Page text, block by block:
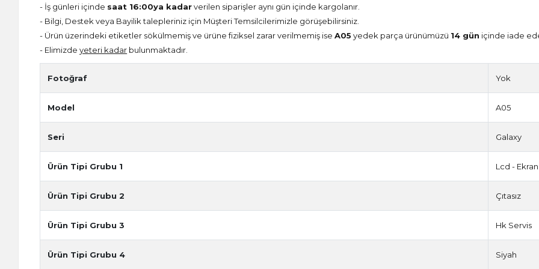
- İş günleri içinde saat 16:00ya kadarverilen siparişler aynı gün içinde kargolanır.
- Bilgi, Destek veya Bayilik talepleriniz için Müşteri Temsilcilerimizle görüşebilirsiniz.
- Ürün üzerindeki etiketler sökülmemiş ve ürüne fiziksel zarar verilmemiş iseA05 yedek parça ürünümüzü 14 gün içinde iade
- Elimizdeyeteri kadar bulunmaktadır.
Fotoğraf Yok
Model A05
Seri Galaxy
Ürün Tipi Grubu 1 Lcd - Ekran
Ürün Tipi Grubu 2 Çıtasız
Ürün Tipi Grubu 3 Hk Servis
Ürün Tipi Grubu 4 Siyah